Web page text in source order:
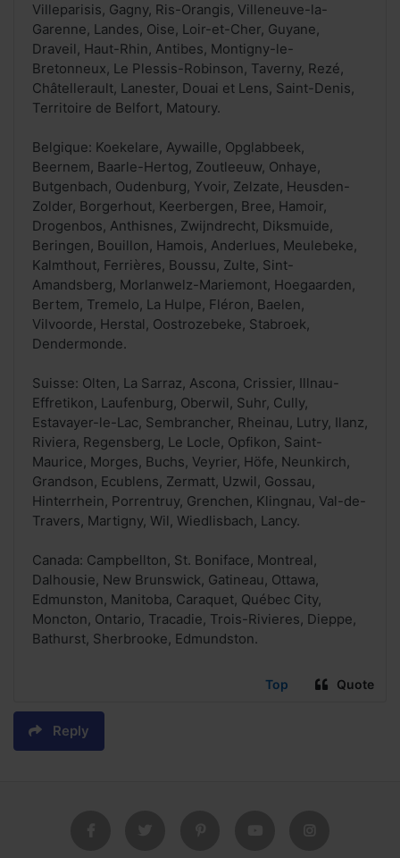
Villeparisis, Gagny, Ris-Orangis, Villeneuve-la-
Garenne, Landes, Oise, Loir-et-Cher, Guyane,
Draveil, Haut-Rhin, Antibes, Montigny-le-
Bretonneux, Le Plessis-Robinson, Taverny, Rezé,
Châtellerault, Lanester, Douai et Lens, Saint-Denis,
Territoire de Belfort, Matoury.
Belgique: Koekelare, Aywaille, Opglabbeek,
Beernem, Baarle-Hertog, Zoutleeuw, Onhaye,
Butgenbach, Oudenburg, Yvoir, Zelzate, Heusden-
Zolder, Borgerhout, Keerbergen, Bree, Hamoir,
Drogenbos, Anthisnes, Zwijndrecht, Diksmuide,
Beringen, Bouillon, Hamois, Anderlues, Meulebeke,
Kalmthout, Ferrières, Boussu, Zulte, Sint-
Amandsberg, Morlanwelz-Mariemont, Hoegaarden,
Bertem, Tremelo, La Hulpe, Fléron, Baelen,
Vilvoorde, Herstal, Oostrozebeke, Stabroek,
Dendermonde.
Suisse: Olten, La Sarraz, Ascona, Crissier, Illnau-
Effretikon, Laufenburg, Oberwil, Suhr, Cully,
Estavayer-le-Lac, Sembrancher, Rheinau, Lutry, Ilanz,
Riviera, Regensberg, Le Locle, Opfikon, Saint-
Maurice, Morges, Buchs, Veyrier, Höfe, Neunkirch,
Grandson, Ecublens, Zermatt, Uzwil, Gossau,
Hinterrhein, Porrentruy, Grenchen, Klingnau, Val-de-
Travers, Martigny, Wil, Wiedlisbach, Lancy.
Canada: Campbellton, St. Boniface, Montreal,
Dalhousie, New Brunswick, Gatineau, Ottawa,
Edmunston, Manitoba, Caraquet, Québec City,
Moncton, Ontario, Tracadie, Trois-Rivieres, Dieppe,
Bathurst, Sherbrooke, Edmundston.
Top Quote
Reply